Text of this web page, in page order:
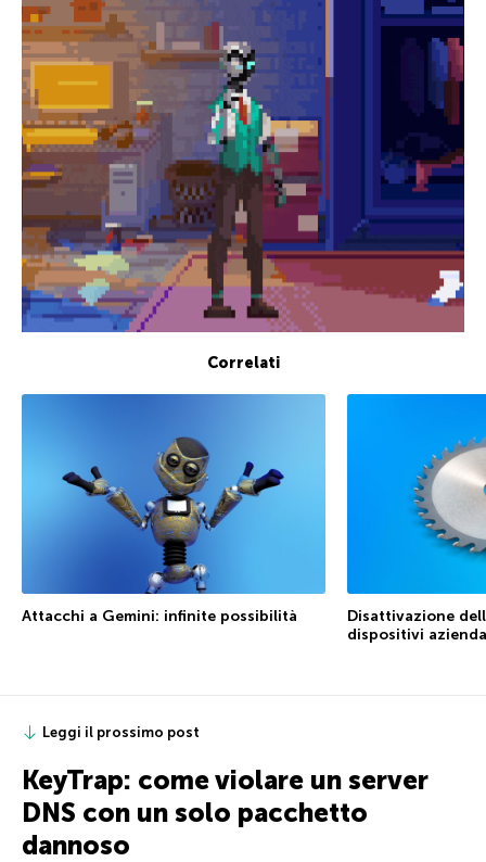
Correlati
Attacchi a Gemini: infinite possibilità
Disattivazione
dispositivi
Leggi il prossimo post
KeyTrap: come violare un server
DNS con un solo pacchetto
dannoso